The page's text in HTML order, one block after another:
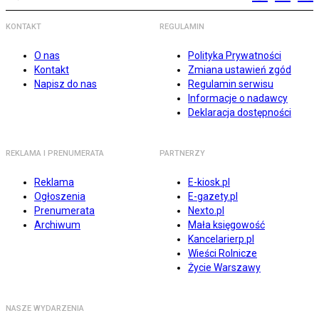
KONTAKT
O nas
Kontakt
Napisz do nas
REGULAMIN
Polityka Prywatności
Zmiana ustawień zgód
Regulamin serwisu
Informacje o nadawcy
Deklaracja dostępności
REKLAMA I PRENUMERATA
Reklama
Ogłoszenia
Prenumerata
Archiwum
PARTNERZY
E-kiosk.pl
E-gazety.pl
Nexto.pl
Mała księgowość
Kancelarierp.pl
Wieści Rolnicze
Życie Warszawy
NASZE WYDARZENIA